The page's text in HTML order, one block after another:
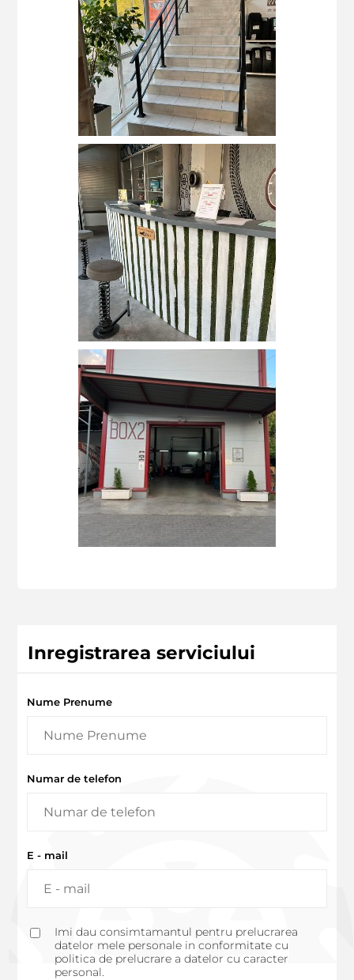
Inregistrarea serviciului
Nume Prenume
Numar de telefon
E - mail
Imi dau consimtamantul pentru prelucrarea
datelor mele personale in conformitate cu
politica de prelucrare a datelor cu caracter
personal.